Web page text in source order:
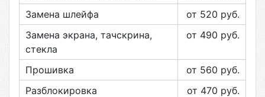
Замена шлейфа
от 520 руб.
Замена экрана, тачскрина,
стекла
от 490 руб.
Прошивка от 560 руб.
Разблокировка
от 470 руб.